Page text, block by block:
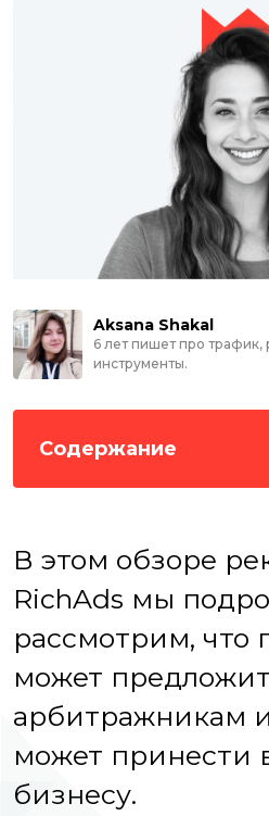
Aksana Shakal
6 лет пишет про трафик,
инструменты.
Содержание
В этом обзоре
RichAds мы
рассмотрим, что
может
арбитражникам
может принести
бизнесу.